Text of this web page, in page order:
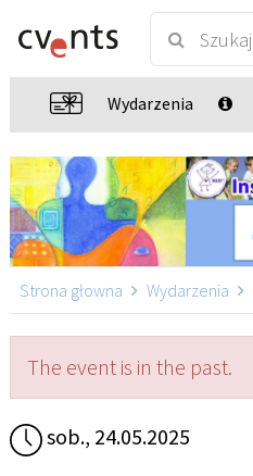
Wydarzenia
Strona głowna Wydarzenia
The event is in the past.
sob., 24.05.2025